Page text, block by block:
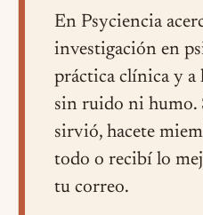
En Psyciencia
investigación en
práctica clínica y a
sin ruido ni humo.
sirvió, hacete
todo o recibí lo
tu correo.